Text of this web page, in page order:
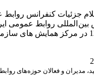
جزئیات کنفرانس
بین المللی روابط عمومی
دوشنبه 30 مهر1397 در مرکز همایش
مدیران و فعالان حوزه‌های